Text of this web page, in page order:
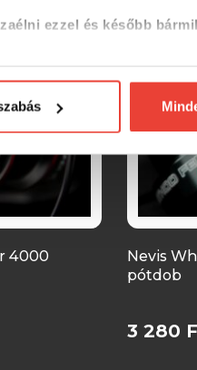
ezzel és később
4000
Nevis
pótdob
3 280